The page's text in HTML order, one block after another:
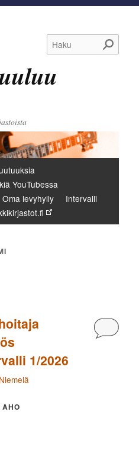
Haku
YouTubessa
Oma levyhylly
Intervalli
1/2026
AHO